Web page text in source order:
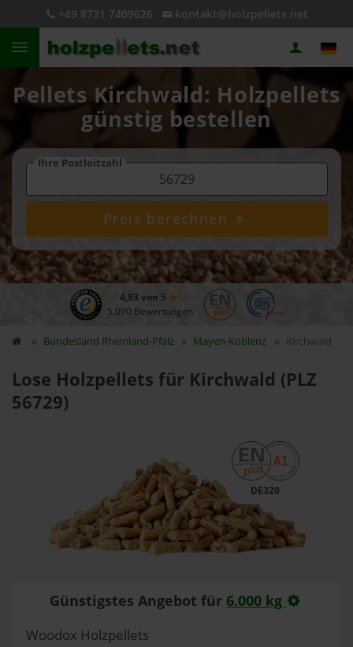
+49 8731 7409626 kontakt@holzpellets.net
Pellets Kirchwald: Holzpellets
günstig bestellen
Ihre Postleitzahl
Preis berechnen
4,93 von 5
5.090 Bewertungen
Bundesland Rheinland-Pfalz Mayen-Koblenz Kirchwald
Lose Holzpellets für Kirchwald (PLZ
56729)
DE320
Günstigstes Angebot für 6.000 kg
Woodox Holzpellets